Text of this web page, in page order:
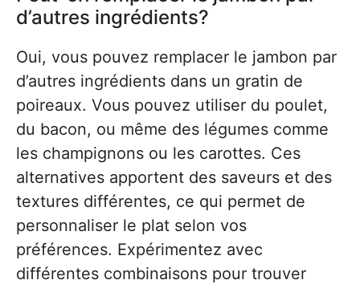
d’autres ingrédients?
Oui, vous pouvez remplacer le jambon par
d’autres ingrédients dans un gratin de
poireaux. Vous pouvez utiliser du poulet,
du bacon, ou même des légumes comme
les champignons ou les carottes. Ces
alternatives apportent des saveurs et des
textures différentes, ce qui permet de
personnaliser le plat selon vos
préférences. Expérimentez avec
différentes combinaisons pour trouver